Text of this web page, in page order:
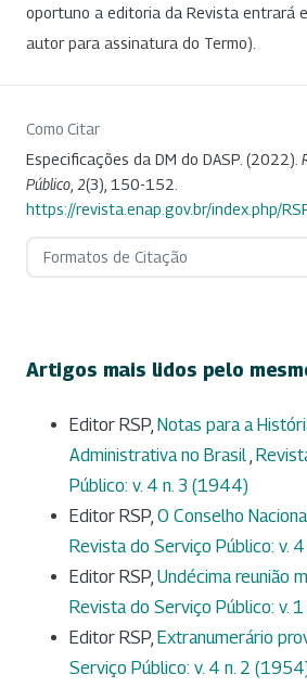
oportuno a editoria da Revista entrará
autor para assinatura do Termo).
Como Citar
Especificações da DM do DASP. (2022).
Público 2(3), 150-152.
https://revista.enap.gov.br/index.php/
Formatos de Citação
Artigos mais lidos pelo
Editor RSP, Notas para a
Administrativa no Brasil,
Público: v. 4 n. 3 (1944)
Editor RSP, O Conselho
Revista do Serviço Público: v.
Editor RSP, Undécima reunião
Revista do Serviço Público: v.
Editor RSP, Extranumerário
Serviço Público: v. 4 n. 2